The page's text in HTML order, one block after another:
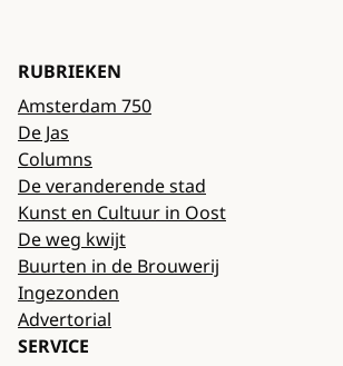
RUBRIEKEN
Amsterdam 750
De Jas
Columns
De veranderende stad
Kunst en Cultuur in Oost
De weg kwijt
Buurten in de Brouwerij
Ingezonden
Advertorial
SERVICE